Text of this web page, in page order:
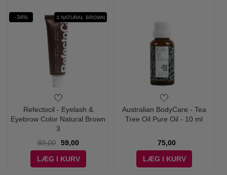
-34% 3 NATURAL BROWN
Refectocil - Eyelash &
Eyebrow Color Natural Brown
3
89,00
59,00
LÆG I KURV
Australian BodyCare - Tea
Tree Oil Pure Oil - 10 ml
75,00
LÆG I KURV